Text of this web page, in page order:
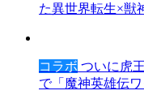
た異世界転生×獣
コラボ ついに虎
で「魔神英雄伝